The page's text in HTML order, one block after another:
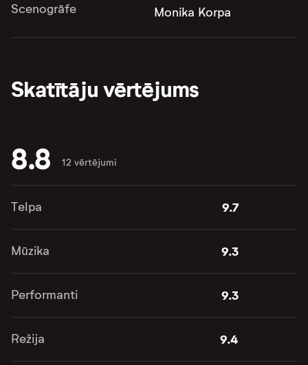
Scenogrāfe Monika Korpa
Skatītāju vērtējums
8.8 12 vērtējumi
Telpa 9.7
Mūzika 9.3
Performanti 9.3
Režija 9.4